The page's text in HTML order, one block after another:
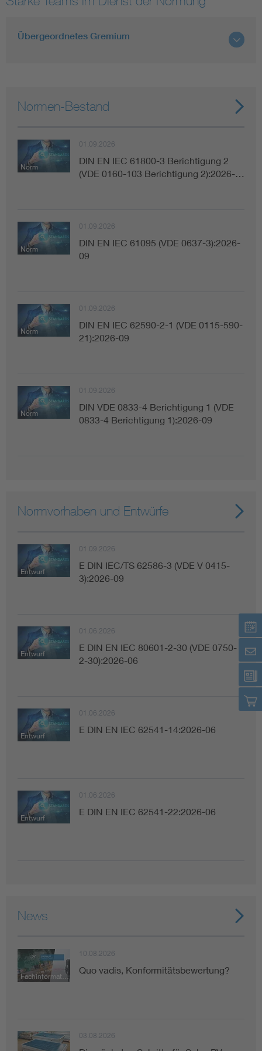
Smart Cities
Cybersecurity in der Industrieautomatisierung
Elektrofachkraft (EFK)
Übergeordnetes Gremium
Normen-Bestand
Norm
01.09.2026
DIN EN IEC 61800-3 Berichtigung 2
(VDE 0160-103 Berichtigung 2):2026-…
Norm
01.09.2026
DIN EN IEC 61095 (VDE 0637-3):2026-
09
Norm
01.09.2026
DIN EN IEC 62590-2-1 (VDE 0115-590-
21):2026-09
Norm
01.09.2026
DIN VDE 0833-4 Berichtigung 1 (VDE
0833-4 Berichtigung 1):2026-09
Normvorhaben und Entwürfe
Entwurf
01.09.2026
E DIN IEC/TS 62586-3 (VDE V 0415-
3):2026-09
Entwurf
01.06.2026
E DIN EN IEC 80601-2-30 (VDE 0750-
2-30):2026-06
Entwurf
01.06.2026
E DIN EN IEC 62541-14:2026-06
Entwurf
01.06.2026
E DIN EN IEC 62541-22:2026-06
News
Fachinformation
10.08.2026
Quo vadis, Konformitätsbewertung?
03.08.2026